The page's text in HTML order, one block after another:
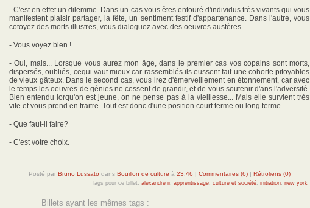
- C'est en effet un dilemme. Dans un cas vous êtes entouré d'individus très vivants qui vous
manifestent plaisir partager, la fête, un sentiment festif d'appartenance. Dans l'autre, vous
cotoyez des morts illustres, vous dialoguez avec des oeuvres austères.
- Vous voyez bien !
- Oui, mais... Lorsque vous aurez mon âge, dans le premier cas vos copains sont morts,
dispersés, oubliés, cequi vaut mieux car rassemblés ils eussent fait une cohorte pitoyables
de vieux gâteux. Dans le second cas, vous irez d'émerveillement en étonnement, car avec
le temps les oeuvres de génies ne cessent de grandir, et de vous soutenir d'ans l'adversité.
Bien entendu lorqu'on est jeune, on ne pense pas à la vieillesse... Mais elle survient très
vite et vous prend en traitre. Tout est donc d'une position court terme ou long terme.
- Que faut-il faire?
- C'est votre choix.
Posté par Bruno Lussato dans Bouillon de culture à 23:46 | Commentaires (6)| Rétroliens (0)
Tags pour ce billet: alexandre ii, apprentissage, culture et société, initiation, new york
Billets ayant les mêmes tags :